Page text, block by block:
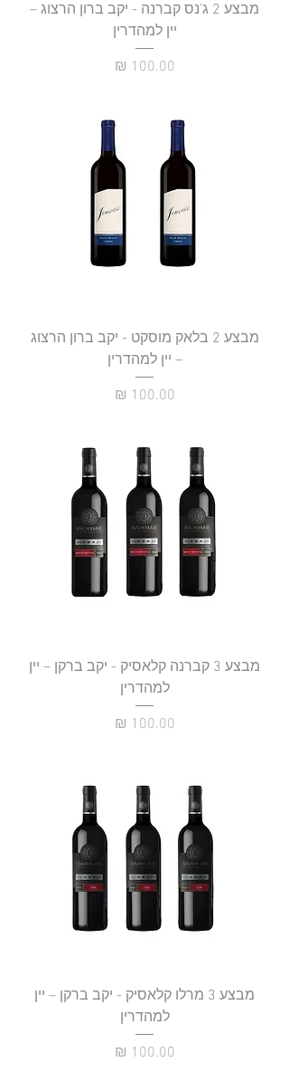
מבצע 2 ג'נס קברנה - יקב ברון הרצוג –
יין למהדרין
מחיר
מבצע 2 בלאק מוסקט - יקב ברון הרצוג
– יין למהדרין
מחיר
מבצע 3 קברנה קלאסיק - יקב ברקן – יין
למהדרין
מחיר
מבצע 3 מרלו קלאסיק - יקב ברקן – יין
למהדרין
מחיר